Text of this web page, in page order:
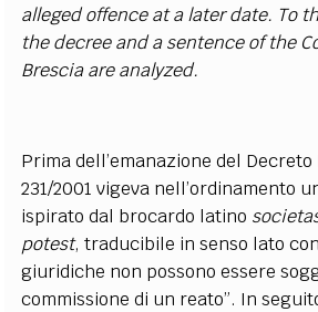
alleged offence at a later date. To
the decree and a sentence of the
Brescia are analyzed.
Prima dell’emanazione del
231/2001 vigeva nell’ordinamento
ispirato dal brocardo latino
potest, traducibile in senso lato
giuridiche non possono essere
commissione di un reato”. In